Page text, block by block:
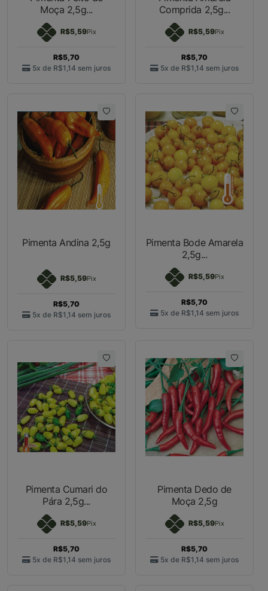
Moça 2,5g...
R$5,59Pix
R$5,70
5x de R$1,14 sem juros
Comprida 2,5g...
R$5,59Pix
R$5,70
5x de R$1,14 sem juros
Pimenta Andina 2,5g
R$5,59Pix
R$5,70
5x de R$1,14 sem juros
Pimenta Bode Amarela
2,5g...
R$5,59Pix
R$5,70
5x de R$1,14 sem juros
Pimenta Cumari do
Pára 2,5g...
R$5,59Pix
R$5,70
5x de R$1,14 sem juros
Pimenta Dedo de
Moça 2,5g
R$5,59Pix
R$5,70
5x de R$1,14 sem juros